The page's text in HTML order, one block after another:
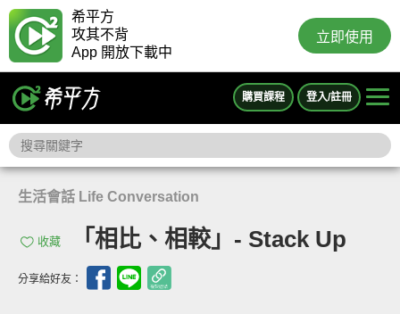
希平方
攻其不背
App 開放下載中
立即使用
購買課程 登入/註冊
生活會話 Life Conversation
收藏 「相比、相較」- Stack Up
分享給好友：